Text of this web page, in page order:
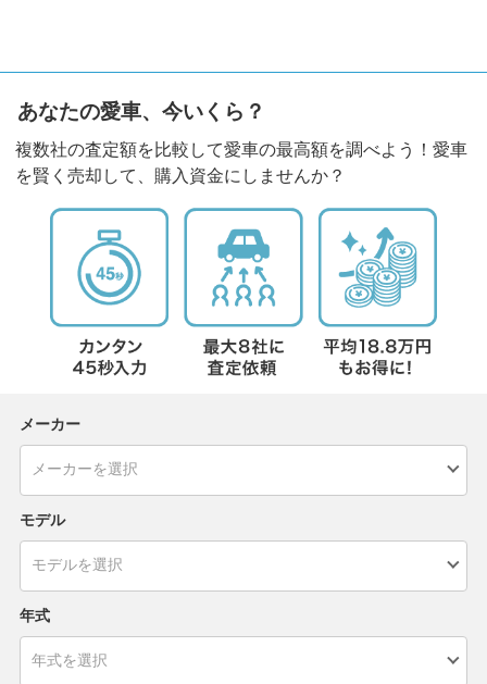
あなたの愛車、今いくら？
複数社の査定額を比較して愛車の最高額を調べよう！愛車
を賢く売却して、購入資金にしませんか？
メーカー
モデル
年式